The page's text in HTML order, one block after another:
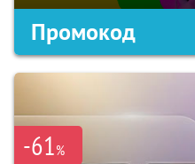
Промокод
-61%